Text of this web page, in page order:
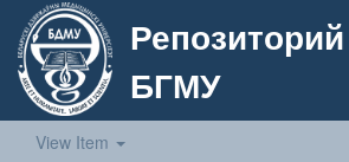
Репозиторий
БГМУ
View Item